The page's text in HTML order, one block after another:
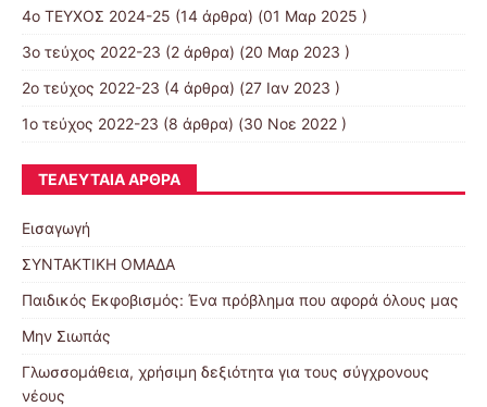
4ο ΤΕΥΧΟΣ 2024-25 (14 άρθρα) (01 Μαρ 2025 )
3ο τεύχος 2022-23 (2 άρθρα) (20 Μαρ 2023 )
2ο τεύχος 2022-23 (4 άρθρα) (27 Ιαν 2023 )
1ο τεύχος 2022-23 (8 άρθρα) (30 Νοε 2022 )
ΤΕΛΕΥΤΑΊΑ ΆΡΘΡΑ
Εισαγωγή
ΣΥΝΤΑΚΤΙΚΗ ΟΜΑΔΑ
Παιδικός Εκφοβισμός: Ένα πρόβλημα που αφορά όλους μας
Μην Σιωπάς
Γλωσσομάθεια, χρήσιμη δεξιότητα για τους σύγχρονους
νέους